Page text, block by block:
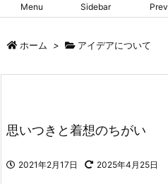
Menu Sidebar Prev
ホーム > アイデアについて
思いつきと着想のちがい
2021年2月17日 2025年4月25日